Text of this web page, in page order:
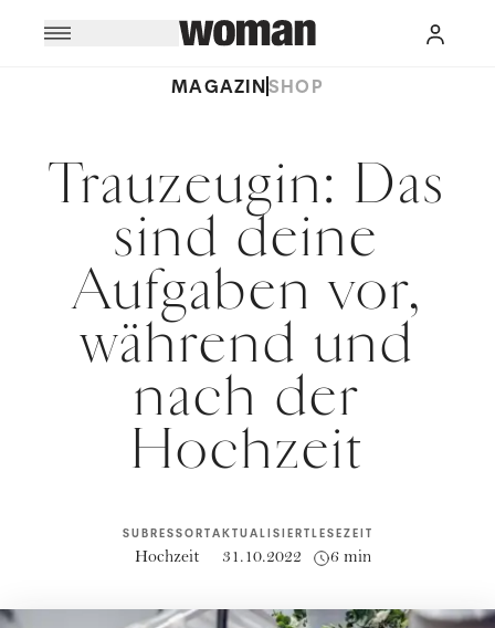
MAGAZINSHOP
Trauzeugin: Das
sind deine
Aufgaben vor,
während und
nach der
Hochzeit
SUBRESSORT
Hochzeit
AKTUALISIERT
31.10.2022
LESEZEIT
6 min